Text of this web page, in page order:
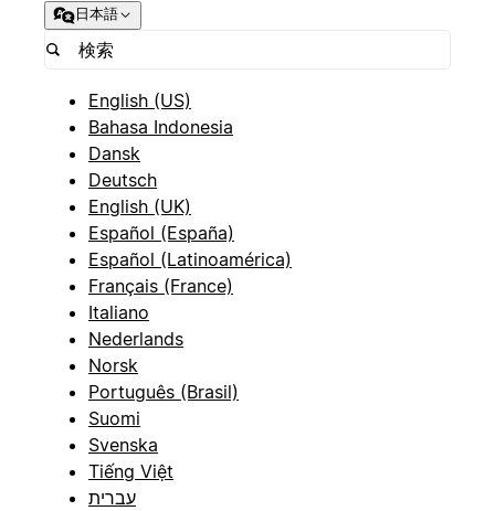
日本語
English (US)
Bahasa Indonesia
Dansk
Deutsch
English (UK)
Español (España)
Español (Latinoamérica)
Français (France)
Italiano
Nederlands
Norsk
Português (Brasil)
Suomi
Svenska
Tiếng Việt
עברית